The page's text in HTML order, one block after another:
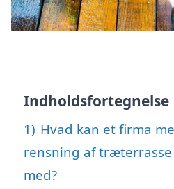
Indholdsfortegnelse
1) Hvad kan et firma
rensning af
med?